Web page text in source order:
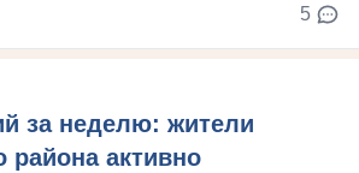
5
за неделю: жители
района активно